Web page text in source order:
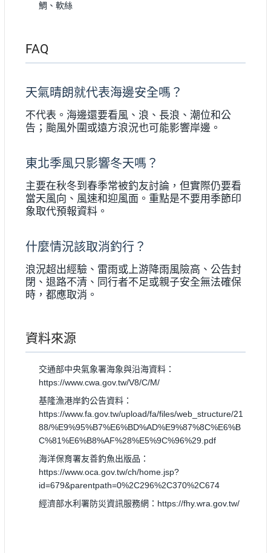
鯛、軟絲
FAQ
天氣晴朗就代表海邊安全嗎？
不代表。海邊還要看風、浪、長浪、潮位和公
告；颱風外圍或遠方浪況也可能影響岸邊。
東北季風只影響冬天嗎？
主要在秋冬到春季常被釣友討論，但實際仍要看
當天風向、風速和迎風面。重點是不要用季節印
象取代預報資料。
什麼情況該取消釣行？
浪況超出經驗、雷雨或上游降雨風險高、公告封
閉、退路不清、同行者不足或親子安全無法確保
時，都應取消。
資料來源
交通部中央氣象署海象與沿海資料：
https://www.cwa.gov.tw/V8/C/M/
基隆漁港岸釣公告資料：
https://www.fa.gov.tw/upload/fa/files/web_structure/21
88/%E9%95%B7%E6%BD%AD%E9%87%8C%E6%B
C%81%E6%B8%AF%28%E5%9C%96%29.pdf
海洋保育署友善釣魚出版品：
https://www.oca.gov.tw/ch/home.jsp?
id=679&parentpath=0%2C296%2C370%2C674
經濟部水利署防災資訊服務網：https://fhy.wra.gov.tw/